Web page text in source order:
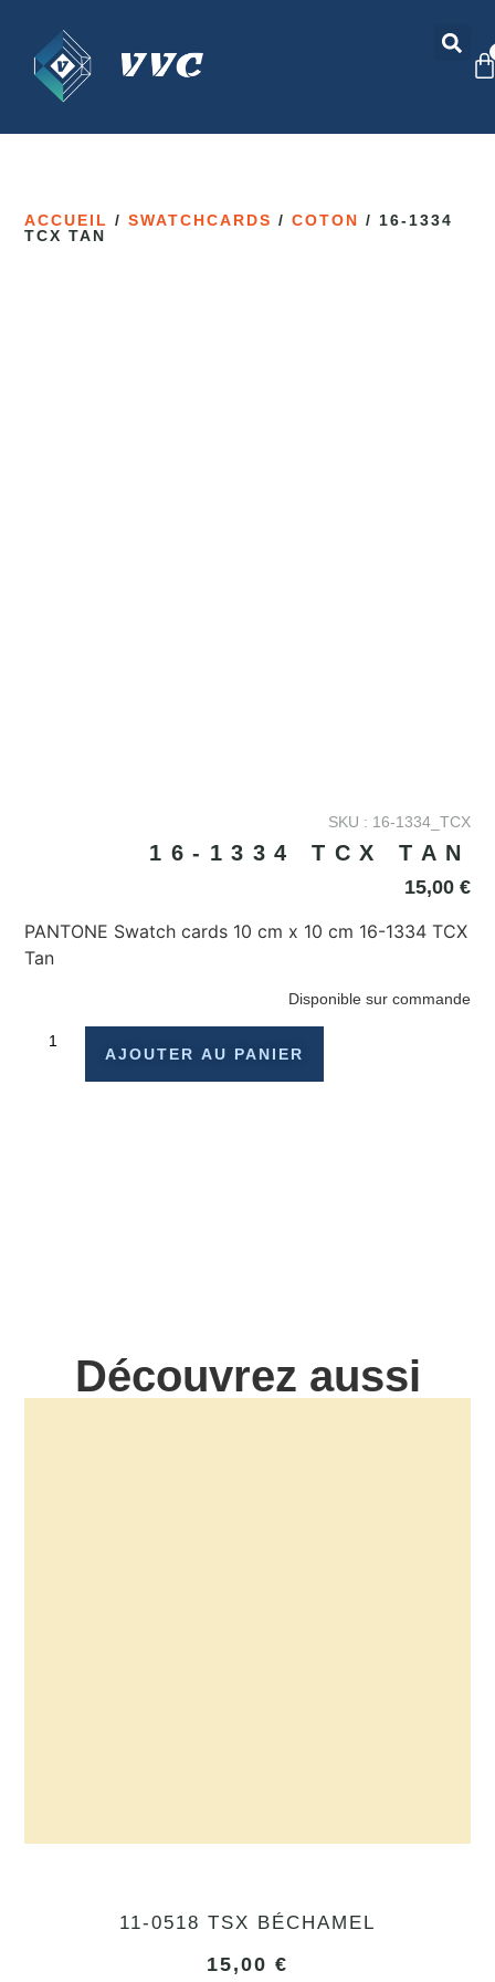
ACCUEIL /SWATCHCARDS /COTON / 16-1334
TCX TAN
SKU : 16-1334_TCX
16-1334 TCX TAN
15,00 €
PANTONE Swatch cards 10 cm x 10 cm 16-1334 TCX
Tan
Disponible sur commande
AJOUTER AU PANIER
Découvrez aussi
11-0518 TSX BÉCHAMEL
15,00 €